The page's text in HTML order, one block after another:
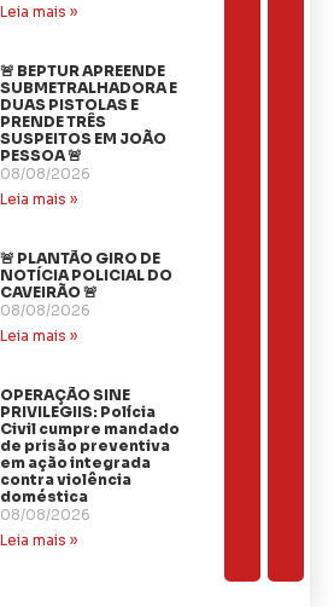
Leia mais »
🚨 BEPTUR APREENDE
SUBMETRALHADORA E
DUAS PISTOLAS E
PRENDE TRÊS
SUSPEITOS EM JOÃO
PESSOA 🚨
08/08/2026
Leia mais »
🚨 PLANTÃO GIRO DE
NOTÍCIA POLICIAL DO
CAVEIRÃO 🚨
08/08/2026
Leia mais »
OPERAÇÃO SINE
PRIVILEGIIS: Polícia
Civil cumpre mandado
de prisão preventiva
em ação integrada
contra violência
doméstica
08/08/2026
Leia mais »